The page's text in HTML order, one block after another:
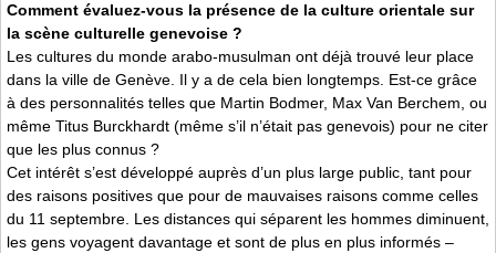
Comment évaluez-vous la présence de la culture orientale sur
la scène culturelle genevoise ?
Les cultures du monde arabo-musulman ont déjà trouvé leur place
dans la ville de Genève. Il y a de cela bien longtemps. Est-ce grâce
à des personnalités telles que Martin Bodmer, Max Van Berchem, ou
même Titus Burckhardt (même s’il n’était pas genevois) pour ne citer
que les plus connus ?
Cet intérêt s’est développé auprès d’un plus large public, tant pour
des raisons positives que pour de mauvaises raisons comme celles
du 11 septembre. Les distances qui séparent les hommes diminuent,
les gens voyagent davantage et sont de plus en plus informés –